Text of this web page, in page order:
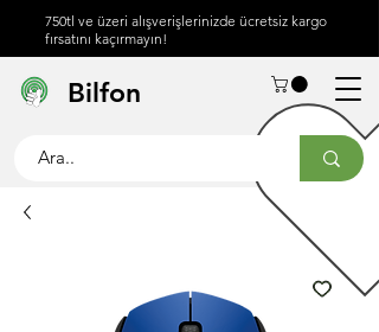
750tl ve üzeri alışverişlerinizde ücretsiz kargo
fırsatını kaçırmayın!
İletişim
Bilfon